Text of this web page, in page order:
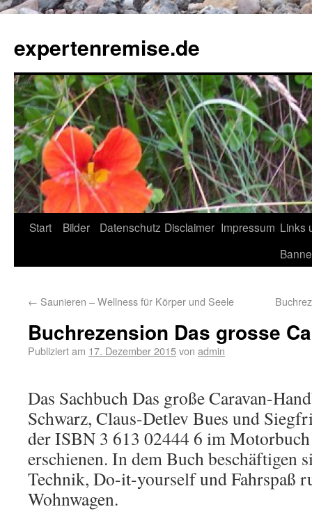
expertenremise.de
Start Bilder Datenschutz Disclaimer Impressum Links
← Saunieren – Wellness für Körper und Seele
Buchrezension Das grosse
Publiziert am 17. Dezember 2015von admin
Das Sachbuch Das große Caravan-
Schwarz, Claus-Detlev Bues und
der ISBN 3 613 02444 6 im
erschienen. In dem Buch beschäftigen
Technik, Do-it-yourself und Fahrspaß
Wohnwagen.